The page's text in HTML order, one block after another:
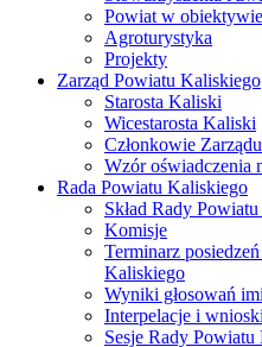
Powiat w obiektywie
Agroturystyka
Projekty
Zarząd Powiatu Kaliskiego
Starosta Kaliski
Wicestarosta Kaliski
Członkowie Zarządu
Wzór oświadczenia
Rada Powiatu Kaliskiego
Skład Rady
Komisje
Terminarz
Kaliskiego
Wyniki głosowań
Interpelacje i wnioski
Sesje Rady